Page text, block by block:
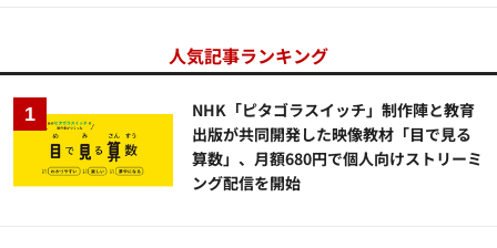
人気記事ランキング
NHK「ピタゴラスイッチ」制作陣と教育
出版が共同開発した映像教材「目で見る
算数」、月額680円で個人向けストリーミ
ング配信を開始